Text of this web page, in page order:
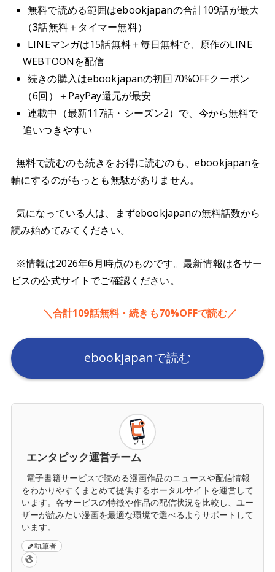
無料で読める範囲はebookjapanの合計109話が最大
（3話無料＋タイマー無料）
LINEマンガは15話無料＋毎日無料で、原作のLINE
WEBTOONを配信
続きの購入はebookjapanの初回70%OFFクーポン
（6回）＋PayPay還元が最安
連載中（最新117話・シーズン2）で、今から無料で
追いつきやすい
無料で読むのも続きをお得に読むのも、ebookjapanを
軸にするのがもっとも無駄がありません。
気になっている人は、まずebookjapanの無料話数から
読み始めてみてください。
※情報は2026年6月時点のものです。最新情報は各サー
ビスの公式サイトでご確認ください。
＼合計109話無料・続きも70%OFFで読む／
ebookjapanで読む
エンタピック運営チーム
電子書籍サービスで読める漫画作品のニュースや配信情報
をわかりやすくまとめて提供するポータルサイトを運営して
います。各サービスの特徴や作品の配信状況を比較し、ユー
ザーが読みたい漫画を最適な環境で選べるようサポートして
います。
執筆者